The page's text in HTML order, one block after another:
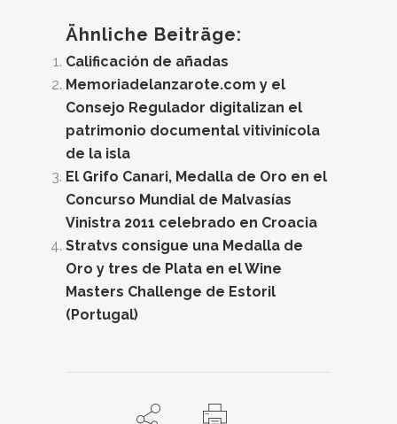
Ähnliche Beiträge:
Calificación de añadas
Memoriadelanzarote.com y el
Consejo Regulador digitalizan el
patrimonio documental vitivinícola
de la isla
El Grifo Canari, Medalla de Oro en el
Concurso Mundial de Malvasías
Vinistra 2011 celebrado en Croacia
Stratvs consigue una Medalla de
Oro y tres de Plata en el Wine
Masters Challenge de Estoril
(Portugal)